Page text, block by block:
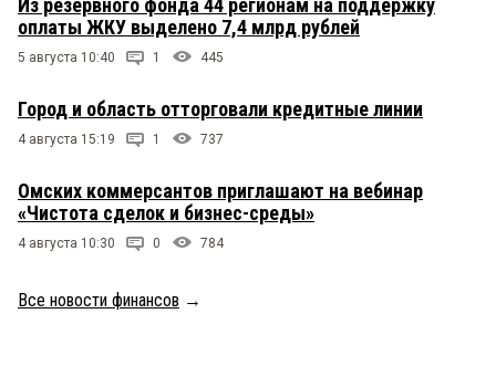
Из резервного фонда 44 регионам на поддержку
оплаты ЖКУ выделено 7,4 млрд рублей
5 августа 10:40 1 445
Город и область отторговали кредитные линии
4 августа 15:19 1 737
Омских коммерсантов приглашают на вебинар
«Чистота сделок и бизнес-среды»
4 августа 10:30 0 784
Все новости финансов →